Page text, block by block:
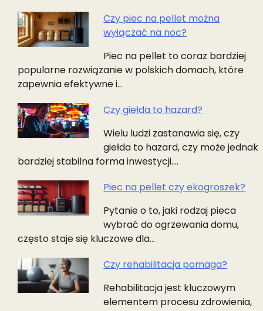
Czy piec na pellet można
wyłączać na noc?
Piec na pellet to coraz bardziej
popularne rozwiązanie w polskich domach, które
zapewnia efektywne i…
Czy giełda to hazard?
Wielu ludzi zastanawia się, czy
giełda to hazard, czy może jednak
bardziej stabilna forma inwestycji.…
Piec na pellet czy ekogroszek?
Pytanie o to, jaki rodzaj pieca
wybrać do ogrzewania domu,
często staje się kluczowe dla…
Czy rehabilitacja pomaga?
Rehabilitacja jest kluczowym
elementem procesu zdrowienia,